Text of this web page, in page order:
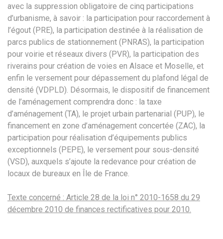
avec la suppression obligatoire de cinq participations
d’urbanisme, à savoir : la participation pour raccordement à
l’égout (PRE), la participation destinée à la réalisation de
parcs publics de stationnement (PNRAS), la participation
pour voirie et réseaux divers (PVR), la participation des
riverains pour création de voies en Alsace et Moselle, et
enfin le versement pour dépassement du plafond légal de
densité (VDPLD). Désormais, le dispositif de financement
de l’aménagement comprendra donc : la taxe
d’aménagement (TA), le projet urbain partenarial (PUP), le
financement en zone d’aménagement concertée (ZAC), la
participation pour réalisation d’équipements publics
exceptionnels (PEPE), le versement pour sous-densité
(VSD), auxquels s’ajoute la redevance pour création de
locaux de bureaux en Île de France.
Texte concerné : Article 28 de la loi n° 2010-1658 du 29
décembre 2010 de finances rectificatives pour 2010.